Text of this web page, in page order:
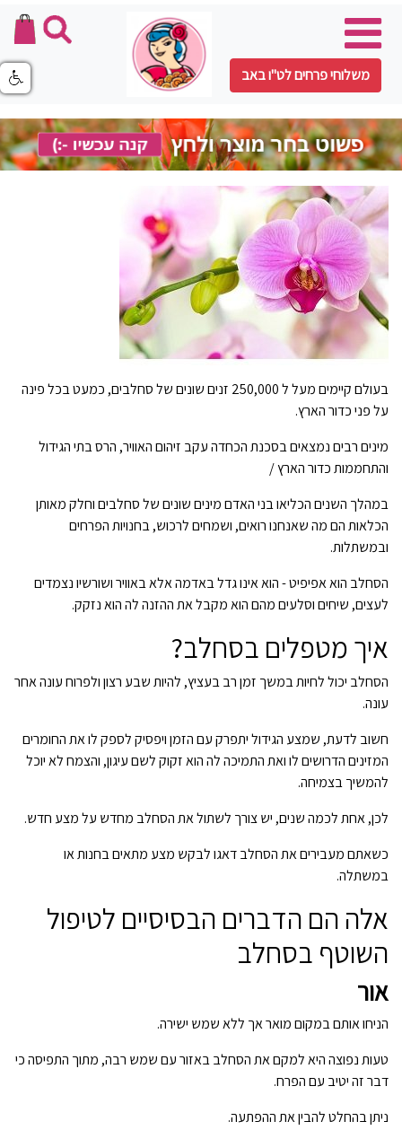
משלוחי פרחים לט"ו באב
בעולם קיימים מעל ל 250,000 זנים שונים של סחלבים, כמעט בכל פינה
על פני כדור הארץ.
מינים רבים נמצאים בסכנת הכחדה עקב זיהום האוויר, הרס בתי הגידול
והתחממות כדור הארץ /
במהלך השנים הכליאו בני האדם מינים שונים של סחלבים וחלק מאותן
הכלאות הם מה שאנחנו רואים, ושמחים לרכוש, בחנויות הפרחים
ובמשתלות.
הסחלב הוא אפיפיט - הוא אינו גדל באדמה אלא באוויר ושורשיו נצמדים
לעצים, שיחים וסלעים מהם הוא מקבל את ההזנה לה הוא נזקק.
איך מטפלים בסחלב?
הסחלב יכול לחיות במשך זמן רב בעציץ, להיות שבע רצון ולפרוח עונה אחר
עונה.
חשוב לדעת, שמצע הגידול יתפרק עם הזמן ויפסיק לספק לו את החומרים
המזינים הדרושים לו ואת התמיכה לה הוא זקוק לשם עיגון, והצמח לא יוכל
להמשיך בצמיחה.
לכן, אחת לכמה שנים, יש צורך לשתול את הסחלב מחדש על מצע חדש.
כשאתם מעבירים את הסחלב דאגו לבקש מצע מתאים בחנות או
במשתלה.
אלה הם הדברים הבסיסיים לטיפול
השוטף בסחלב
אור
הניחו אותם במקום מואר אך ללא שמש ישירה.
טעות נפוצה היא למקם את הסחלב באזור עם שמש רבה, מתוך התפיסה כי
דבר זה יטיב עם הפרח.
ניתן בהחלט להבין את ההפתעה.